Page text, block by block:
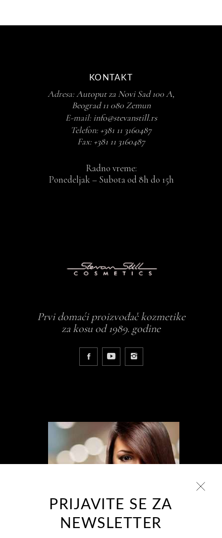
PRIJAVITE SE ZA
NEWSLETTER
KONTAKT
Adresa:Autoput za Novi Sad 100 A,
Beograd 11 080 Zemun
E-mail: info@stevanstill.rs
Telefon: +381 11 3160487
Fax: +381 11 3160487
Radno vreme:
Ponedeljak – Subota od 8h do 15h
Prvi domaći proizvođač kozmetike
za kosu od 1989. godine